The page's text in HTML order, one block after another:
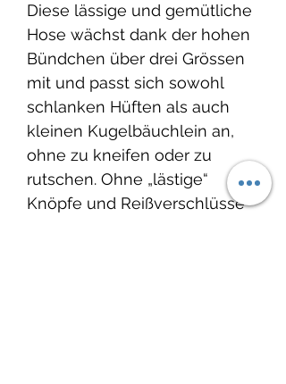
Diese lässige und gemütliche
Hose wächst dank der hohen
Bündchen über drei Grössen
mit und passt sich sowohl
schlanken Hüften als auch
kleinen Kugelbäuchlein an,
ohne zu kneifen oder zu
rutschen. Ohne „lästige“
Knöpfe und Reißverschlüsse